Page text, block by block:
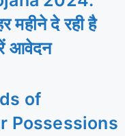
महीने दे रही है
आवेदन
of
Possessions